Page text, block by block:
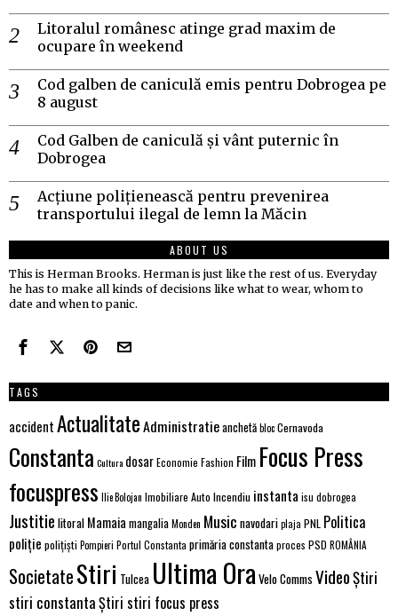
Litoralul românesc atinge grad maxim de
ocupare în weekend
Cod galben de caniculă emis pentru Dobrogea pe
8 august
Cod Galben de caniculă și vânt puternic în
Dobrogea
Acțiune polițienească pentru prevenirea
transportului ilegal de lemn la Măcin
ABOUT US
This is Herman Brooks. Herman is just like the rest of us. Everyday
he has to make all kinds of decisions like what to wear, whom to
date and when to panic.
TAGS
accidentActualitateAdministratieanchetăblocCernavoda
Constanta Cultura dosarEconomie Fashion Film Focus Press
focuspress Ilie Bolojan Imobiliare Auto Incendiu instanta isu dobrogea
Justitie litoral Mamaia mangaliaMonden Music navodariplaja PNL Politica
poliție polițiști Pompieri Portul Constanta primăria constantaproces PSD ROMÂNIA
SocietateStiri Tulcea Ultima Ora Velo Comms VideoȘtiri
stiri constantaȘtiri stiri focus press